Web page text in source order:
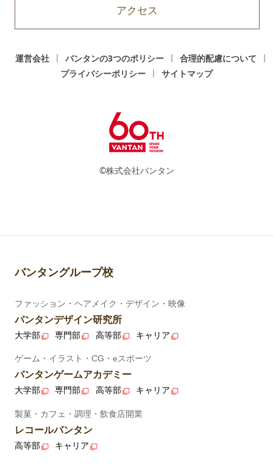
アクセス
運営会社 バンタンの3つのポリシー
合理的配慮について
プライバシーポリシー
サイトマップ
©株式会社バンタン
バンタングループ校
ファッション・ヘアメイク・デザイン・映像
バンタンデザイン研究所
大学部 専門部 高等部 キャリア
ゲーム・イラスト・CG・eスポーツ
バンタンゲームアカデミー
大学部 専門部 高等部 キャリア
製菓・カフェ・調理・飲食店開業
レコールバンタン
高等部 キャリア